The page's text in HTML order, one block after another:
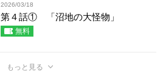
2026/03/18
第４話① 「沼地の大怪物」
無料
もっと見る